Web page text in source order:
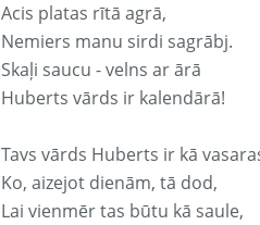
Acis platas rītā agrā,
Nemiers manu sirdi sagrābj.
Skaļi saucu - velns ar ārā
Huberts vārds ir kalendārā!
Tavs vārds Huberts ir kā
Ko, aizejot dienām, tā dod,
Lai vienmēr tas būtu kā saule,